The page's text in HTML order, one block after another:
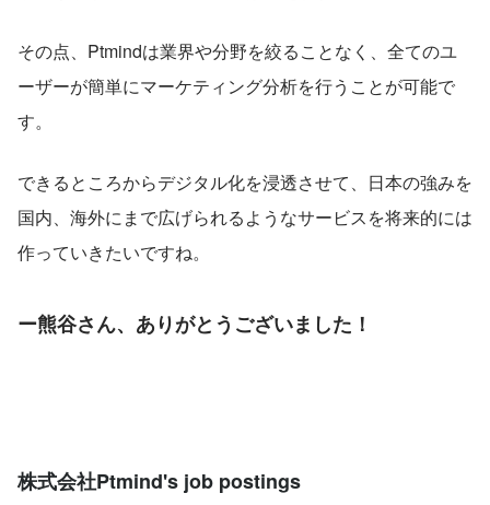
その点、Ptmindは業界や分野を絞ることなく、全てのユ
ーザーが簡単にマーケティング分析を行うことが可能で
す。
できるところからデジタル化を浸透させて、日本の強みを
国内、海外にまで広げられるようなサービスを将来的には
作っていきたいですね。
ー熊谷さん、ありがとうございました！
株式会社Ptmind's job postings